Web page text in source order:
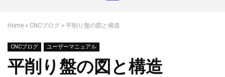
Home » CNCブログ » 平削り盤の図と構造
CNCブログ ユーザーマニュアル
平削り盤の図と構造